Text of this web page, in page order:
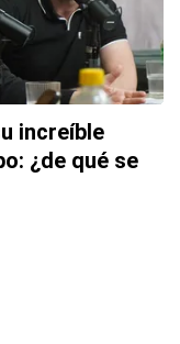
increíble
¿de qué se